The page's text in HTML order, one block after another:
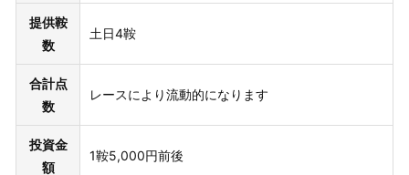
提供鞍
数
土日4鞍
合計点
数
レースにより流動的になります
投資金
額
1鞍5,000円前後